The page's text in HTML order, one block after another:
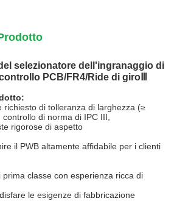
selezionatore dell'ingranaggio di
PCB/FR4/Ride di giroⅢ
richiesto di tolleranza di larghezza (≥
di norma di IPC III,
rigorose di aspetto
il PWB altamente affidabile per i clienti
classe con esperienza ricca di
le esigenze di fabbricazione